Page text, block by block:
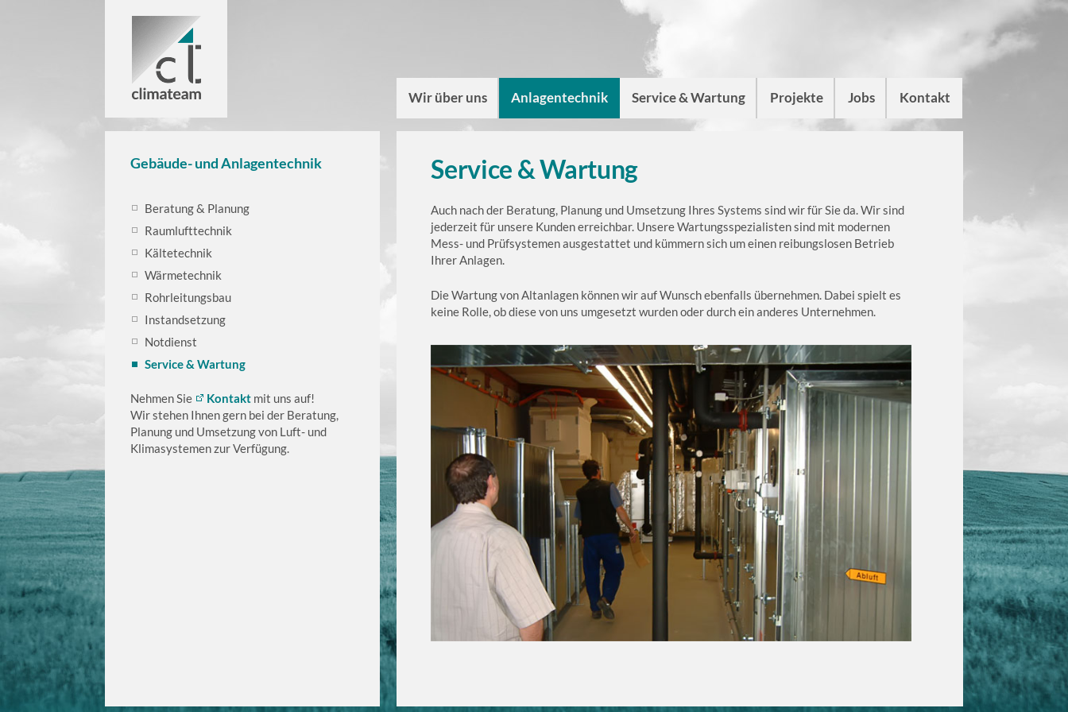
Wir über uns Anlagentechnik Service & Wartung Projekte Jobs Kontakt
Gebäude- und Anlagentechnik
Beratung & Planung
Raumlufttechnik
Kältetechnik
Wärmetechnik
Rohrleitungsbau
Instandsetzung
Notdienst
Service & Wartung
Nehmen Sie Kontakt mit uns auf!
Wir stehen Ihnen gern bei der Beratung,
Planung und Umsetzung von Luft- und
Klimasystemen zur Verfügung.
Service & Wartung
Auch nach der Beratung, Planung und Umsetzung Ihres Systems sind wir für Sie da. Wir sind
jederzeit für unsere Kunden erreichbar. Unsere Wartungsspezialisten sind mit modernen
Mess- und Prüfsystemen ausgestattet und kümmern sich um einen reibungslosen Betrieb
Ihrer Anlagen.
Die Wartung von Altanlagen können wir auf Wunsch ebenfalls übernehmen. Dabei spielt es
keine Rolle, ob diese von uns umgesetzt wurden oder durch ein anderes Unternehmen.